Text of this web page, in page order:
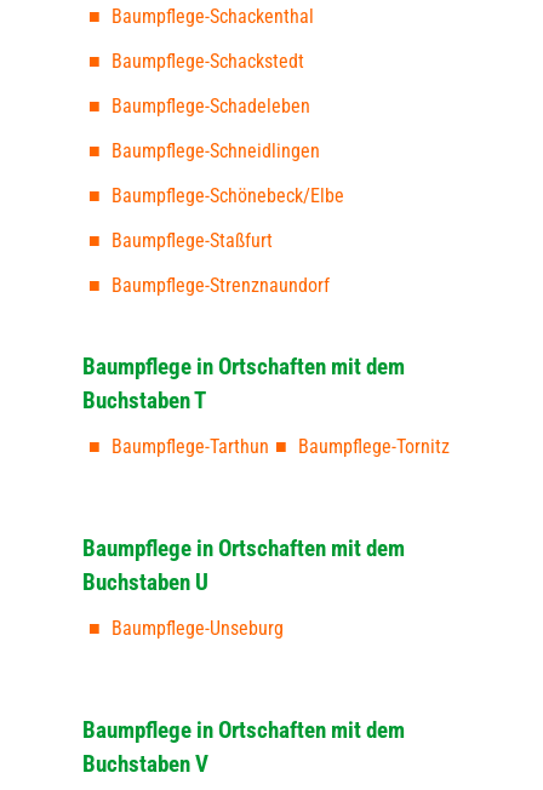
Baumpflege-Schackenthal
Baumpflege-Schackstedt
Baumpflege-Schadeleben
Baumpflege-Schneidlingen
Baumpflege-Schönebeck/Elbe
Baumpflege-Staßfurt
Baumpflege-Strenznaundorf
Baumpflege in Ortschaften mit dem
Buchstaben T
Baumpflege-Tarthun Baumpflege-Tornitz
Baumpflege in Ortschaften mit dem
Buchstaben U
Baumpflege-Unseburg
Baumpflege in Ortschaften mit dem
Buchstaben V